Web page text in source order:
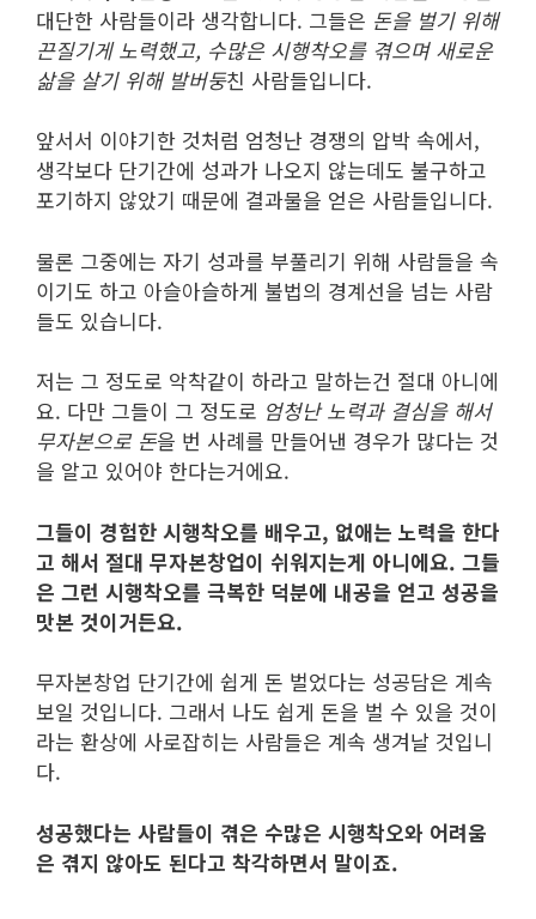
대단한 사람들이라 생각합니다. 그들은 돈을 벌기 위해
끈질기게 노력했고, 수많은 시행착오를 겪으며 새로운
삶을 살기 위해 발버둥친 사람들입니다.
앞서서 이야기한 것처럼 엄청난 경쟁의 압박 속에서,
생각보다 단기간에 성과가 나오지 않는데도 불구하고
포기하지 않았기 때문에 결과물을 얻은 사람들입니다.
물론 그중에는 자기 성과를 부풀리기 위해 사람들을 속
이기도 하고 아슬아슬하게 불법의 경계선을 넘는 사람
들도 있습니다.
저는 그 정도로 악착같이 하라고 말하는건 절대 아니에
요. 다만 그들이 그 정도로 엄청난 노력과 결심을 해서
무자본으로 돈을 번 사례를 만들어낸 경우가 많다는 것
을 알고 있어야 한다는거에요.
그들이 경험한 시행착오를 배우고, 없애는 노력을 한다
고 해서 절대 무자본창업이 쉬워지는게 아니에요. 그들
은 그런 시행착오를 극복한 덕분에 내공을 얻고 성공을
맛본 것이거든요.
무자본창업 단기간에 쉽게 돈 벌었다는 성공담은 계속
보일 것입니다. 그래서 나도 쉽게 돈을 벌 수 있을 것이
라는 환상에 사로잡히는 사람들은 계속 생겨날 것입니
다.
성공했다는 사람들이 겪은 수많은 시행착오와 어려움
은 겪지 않아도 된다고 착각하면서 말이죠.